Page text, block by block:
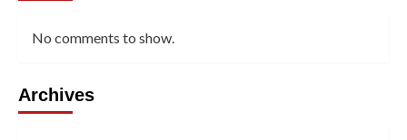
No comments to show.
Archives